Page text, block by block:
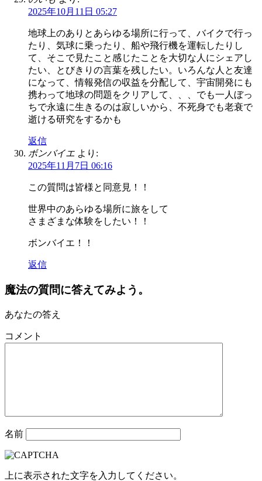
2025年10月11日 05:27
地球上のありとあらゆる場所に行って、バイクで行っ
たり、気球に乗ったり、船や飛行機を運転したりし
て、そこで見たこと感じたことを大切な人にシェアし
たい、とびきりの言葉を残したい。いろんな人と友達
になって、情報発信の収益を分配して、宇宙開発にも
携わって地球の問題をクリアして、、、でも一人ぼっ
ちで永遠に生きるのは寂しいから、不死身でも老衰で
逝ける研究をするかも
返信
ボンバイエ より:
2025年11月7日 06:16
この質問は皆様と同意見！！
世界中のあらゆる場所に旅をして
さまざまな体験をしたい！！
ボンバイエ！！
返信
魔法の質問に答えてみよう。
あなたの答え
コメント
名前
上に表示された文字を入力してください。